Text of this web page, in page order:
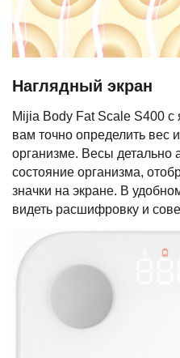
Наглядный экран
Mijia Body Fat Scale S400 с
вам точно определить вес
организме. Весы детально
состояние организма,
значки на экране. В
видеть расшифровку и